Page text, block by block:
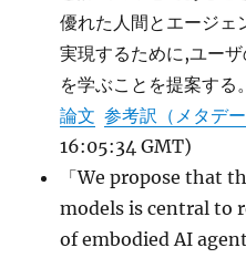
優れた人間とエージェ
実現するために,ユー
を学ぶことを提案する。
論文 参考訳（メタデー
16:05:34 GMT)
「We propose that
models is central to
of embodied AI